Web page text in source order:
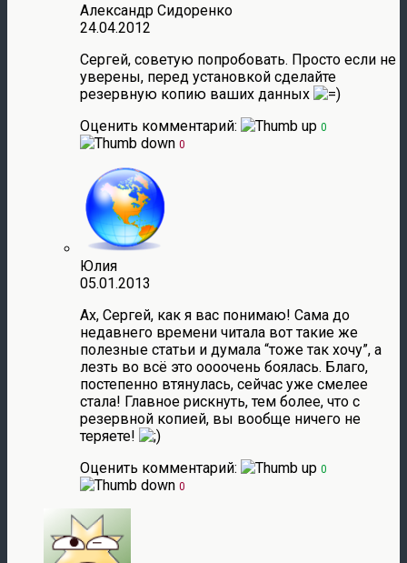
Александр Сидоренко
24.04.2012
Сергей, советую попробовать. Просто если не
уверены, перед установкой сделайте
резервную копию ваших данных
Оценить комментарий:
0
0
Юлия
05.01.2013
Ах, Сергей, как я вас понимаю! Сама до
недавнего времени читала вот такие же
полезные статьи и думала “тоже так хочу”, а
лезть во всё это оооочень боялась. Благо,
постепенно втянулась, сейчас уже смелее
стала! Главное рискнуть, тем более, что с
резервной копией, вы вообще ничего не
теряете!
Оценить комментарий:
0
0